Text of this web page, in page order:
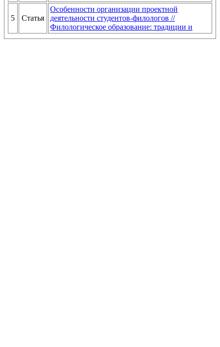
5 Статья
Особенности организации проектной
деятельности студентов-филологов //
Филологическое образование: традиции и